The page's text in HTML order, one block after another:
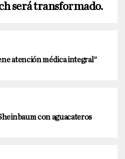
será transformado.
atención médica integral”
con aguacateros